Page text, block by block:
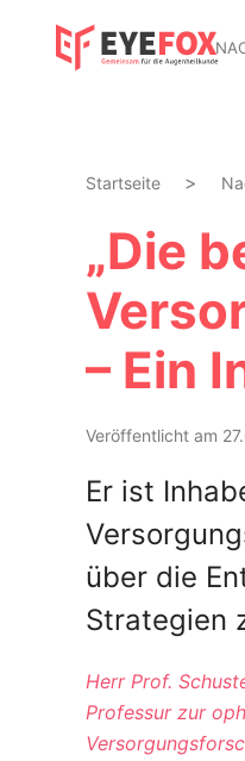
Startseite
„Die
– Ein
Veröffentlicht am
Er ist
über die
Strategien
Herr Prof.
Professur zur